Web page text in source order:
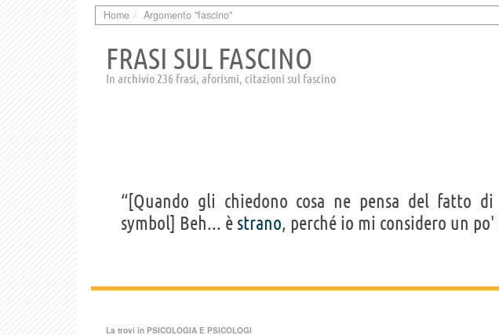
Home Argomento "fascino"
FRASI SUL FASCINO
In archivio 236 frasi, aforismi, citazioni sul fascino
“[Quando gli chiedono cosa ne pensa del fatto di
symbol] Beh... è strano, perché io mi considero un po'
La trovi in PSICOLOGIA E PSICOLOGI